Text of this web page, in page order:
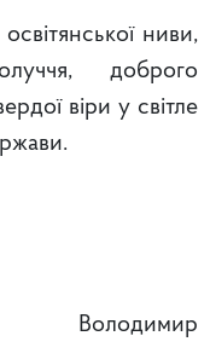
ниви,
доброго
віри у світле
Володимир